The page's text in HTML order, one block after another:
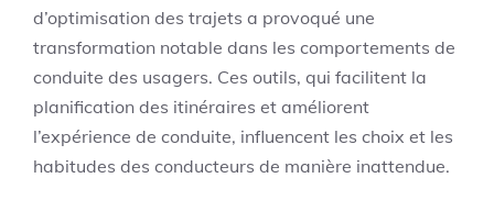
d’optimisation des trajets a provoqué une
transformation notable dans les comportements de
conduite des usagers. Ces outils, qui facilitent la
planification des itinéraires et améliorent
l’expérience de conduite, influencent les choix et les
habitudes des conducteurs de manière inattendue.